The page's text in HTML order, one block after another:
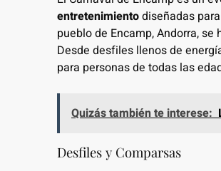
entretenimientodiseñadas
pueblo de Encamp, Andorra,
Desde desfiles llenos de
para personas de todas las
Quizás también te interese:
Desfiles y Comparsas